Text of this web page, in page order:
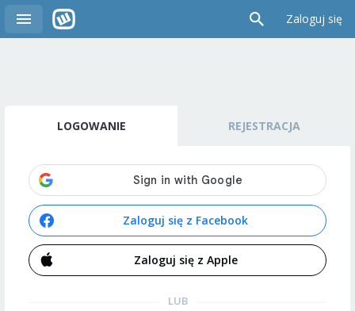
Zaloguj się
LOGOWANIE REJESTRACJA
Zaloguj się z Facebook
Zaloguj się z Apple
LUB